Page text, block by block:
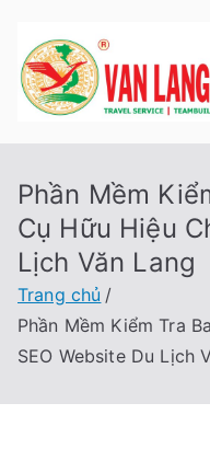
nội
dung
Phần Mềm
Cụ Hữu Hiệu
Lịch Văn Lang
Trang chủ
Phần Mềm Kiểm Tra
SEO Website Du Lịch